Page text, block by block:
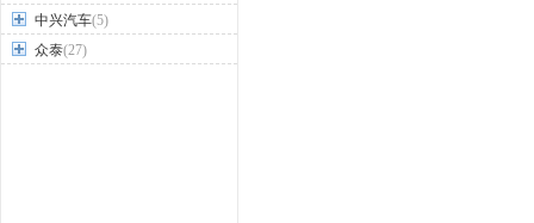
中兴汽车(5)
众泰(27)